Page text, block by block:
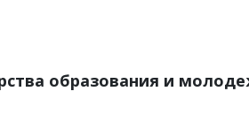
образования и